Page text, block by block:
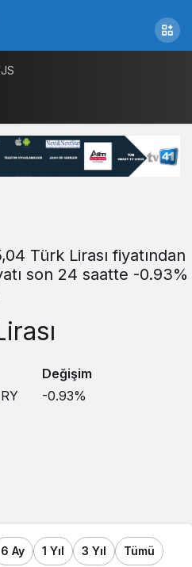
Türk Lirası fiyatından
son 24 saatte -0.93%
Değişim
-0.93%
6 Ay 1 Yıl 3 Yıl Tümü